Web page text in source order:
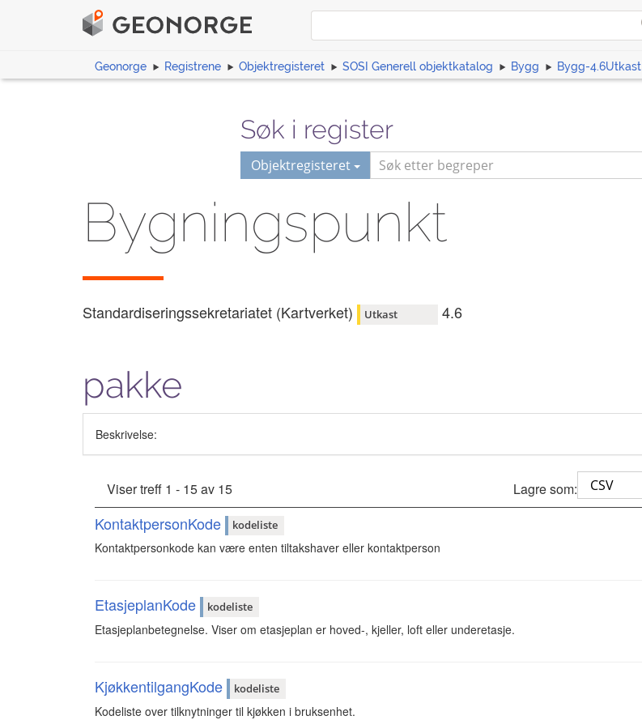
Geonorge Registrene Objektregisteret SOSI Generell objektkatalog Bygg Bygg-4.6Utkast
Søk i register
Objektregisteret
Bygningspunkt
Standardiseringssekretariatet (Kartverket) Utkast 4.6
pakke
Beskrivelse:
Viser treff 1 - 15 av 15 Lagre som:
KontaktpersonKode kodeliste
Kontaktpersonkode kan være enten tiltakshaver eller kontaktperson
EtasjeplanKode kodeliste
Etasjeplanbetegnelse. Viser om etasjeplan er hoved-, kjeller, loft eller underetasje.
KjøkkentilgangKode kodeliste
Kodeliste over tilknytninger til kjøkken i bruksenhet.